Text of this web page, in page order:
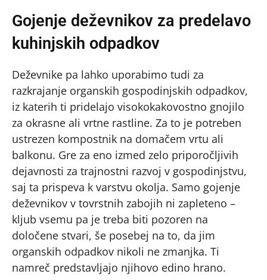
Gojenje deževnikov za predelavo
kuhinjskih odpadkov
Deževnike pa lahko uporabimo tudi za
razkrajanje organskih gospodinjskih odpadkov,
iz katerih ti pridelajo visokokakovostno gnojilo
za okrasne ali vrtne rastline. Za to je potreben
ustrezen kompostnik na domačem vrtu ali
balkonu. Gre za eno izmed zelo priporočljivih
dejavnosti za trajnostni razvoj v gospodinjstvu,
saj ta prispeva k varstvu okolja. Samo gojenje
deževnikov v tovrstnih zabojih ni zapleteno –
kljub vsemu pa je treba biti pozoren na
določene stvari, še posebej na to, da jim
organskih odpadkov nikoli ne zmanjka. Ti
namreč predstavljajo njihovo edino hrano.